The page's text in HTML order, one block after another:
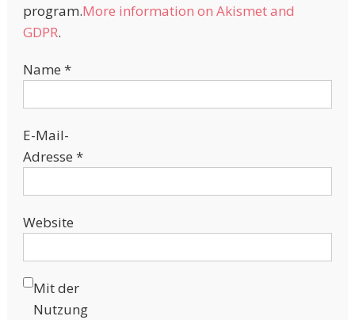
program.More information on Akismet and
GDPR.
Name *
E-Mail-
Adresse *
Website
Mit der
Nutzung